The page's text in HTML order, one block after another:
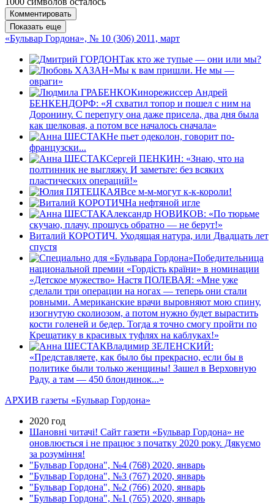
Комментировать
Показать еще
«Бульвар Гордона», № 10 (306) 2011, март
Так кто же тупые — они или мы?
«Мы к вам пришли. Не мы —
овраги»
Кинорежиссер Андрей
БЕНКЕНДОРФ: «Я схватил топор и пошел с ним на
Доронину. С перепугу она даже присела, два дня была
как шелковая, а потом все началось сначала»
Не пьет одеколон, говорит по-
французски...
Cергей ПЕНКИН: «Знаю, что на
полтинник не выгляжу. И заметьте: без всяких
пластических операций!»
Все м-м-могут к-к-короли!
На нефтяной игле
Александр НОВИКОВ: «По тюрьме
скучаю, плачу, прошусь обратно — не берут!»
Виталий КОРОТИЧ. Уходящая натура, или Двадцать лет
спустя
Победительница
национальной премии «Гордiсть країни» в номинации
«Детское мужество» Настя ПОЛЕВАЯ: «Мне уже
сделали три операции на ногах — теперь они стали
ровными. Американские врачи выровняют мою спину,
изогнутую сколиозом, а потом нужно будет вырастить
кости голеней и бедер. Тогда я точно смогу пройти по
Крещатику в красивых туфлях на каблуках!»
Владимир ЗЕЛЕНСКИЙ:
«Представляете, как было бы прекрасно, если бы в
политике были только женщины! Зашел в Верховную
Раду, а там — 450 блондинок...»
АРХИВ газеты «Бульвар Гордона»
2020 год
Шановні читачі! Сайт газети «Бульвар Гордона» не
оновлюється і не працює з початку 2020 року. Дякуємо
за розуміння!
"Бульвар Гордона", №4 (768) 2020, январь
"Бульвар Гордона", №3 (767) 2020, январь
"Бульвар Гордона", №2 (766) 2020, январь
"Бульвар Гордона", №1 (765) 2020, январь